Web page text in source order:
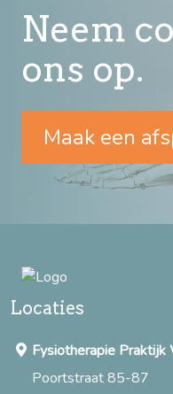
Neem
ons op.
Maak een
Locaties
Fysiotherapie
Poortstraat 85-87